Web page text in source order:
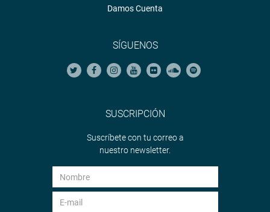
Damos Cuenta
SÍGUENOS
SUSCRIPCIÓN
Suscríbete con tu correo a
nuestro newsletter.